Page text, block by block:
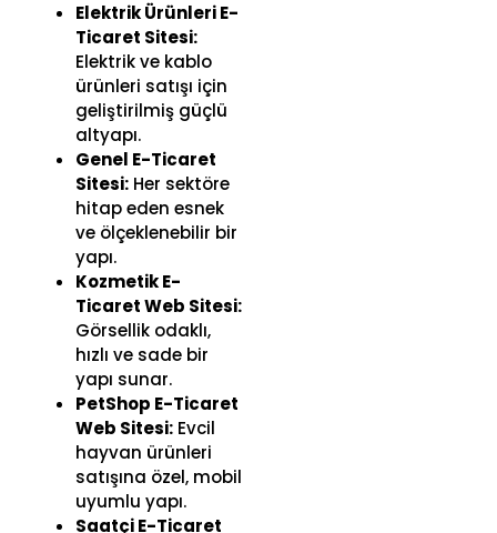
Elektrik Ürünleri E-
Ticaret Sitesi:
Elektrik ve kablo
ürünleri satışı için
geliştirilmiş güçlü
altyapı.
Genel E-Ticaret
Sitesi: Her sektöre
hitap eden esnek
ve ölçeklenebilir bir
yapı.
Kozmetik E-
Ticaret Web Sitesi:
Görsellik odaklı,
hızlı ve sade bir
yapı sunar.
PetShop E-Ticaret
Web Sitesi: Evcil
hayvan ürünleri
satışına özel, mobil
uyumlu yapı.
Saatçi E-Ticaret